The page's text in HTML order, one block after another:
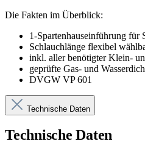
Die Fakten im Überblick:
1-Spartenhauseinführung für
Schlauchlänge flexibel
inkl. aller benötigter Klein-
geprüfte Gas- und
DVGW VP 601
Technische Daten
Technische Daten